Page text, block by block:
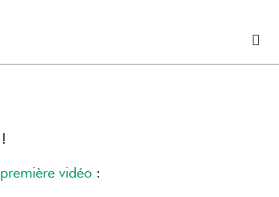
!
première vidéo :